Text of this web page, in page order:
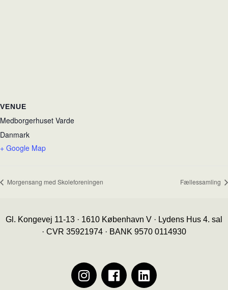
VENUE
Medborgerhuset Varde
Danmark
+ Google Map
Morgensang med Skoleforeningen Fællessamling
Gl. Kongevej 11-13 · 1610 København V · Lydens Hus 4. sal
· CVR 35921974 · BANK 9570 0114930